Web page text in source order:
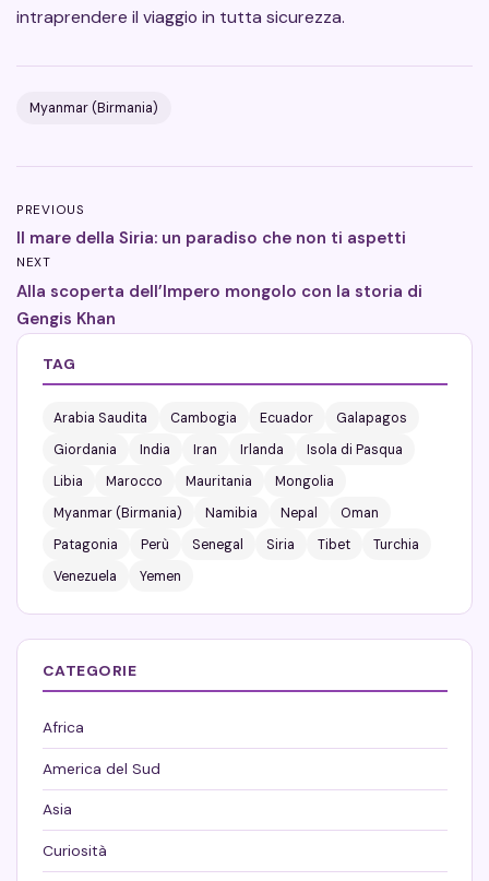
intraprendere il viaggio in tutta sicurezza.
Myanmar (Birmania)
PREVIOUS
Il mare della Siria: un paradiso che non ti aspetti
NEXT
Alla scoperta dell’Impero mongolo con la storia di
Gengis Khan
TAG
Arabia Saudita Cambogia Ecuador
Galapagos
Giordania
India Iran Irlanda
Isola di Pasqua
Libia
Marocco Mauritania
Mongolia
Myanmar (Birmania)
Namibia Nepal
Oman
Patagonia
Perù Senegal Siria Tibet
Turchia
Venezuela
Yemen
CATEGORIE
Africa
America del Sud
Asia
Curiosità